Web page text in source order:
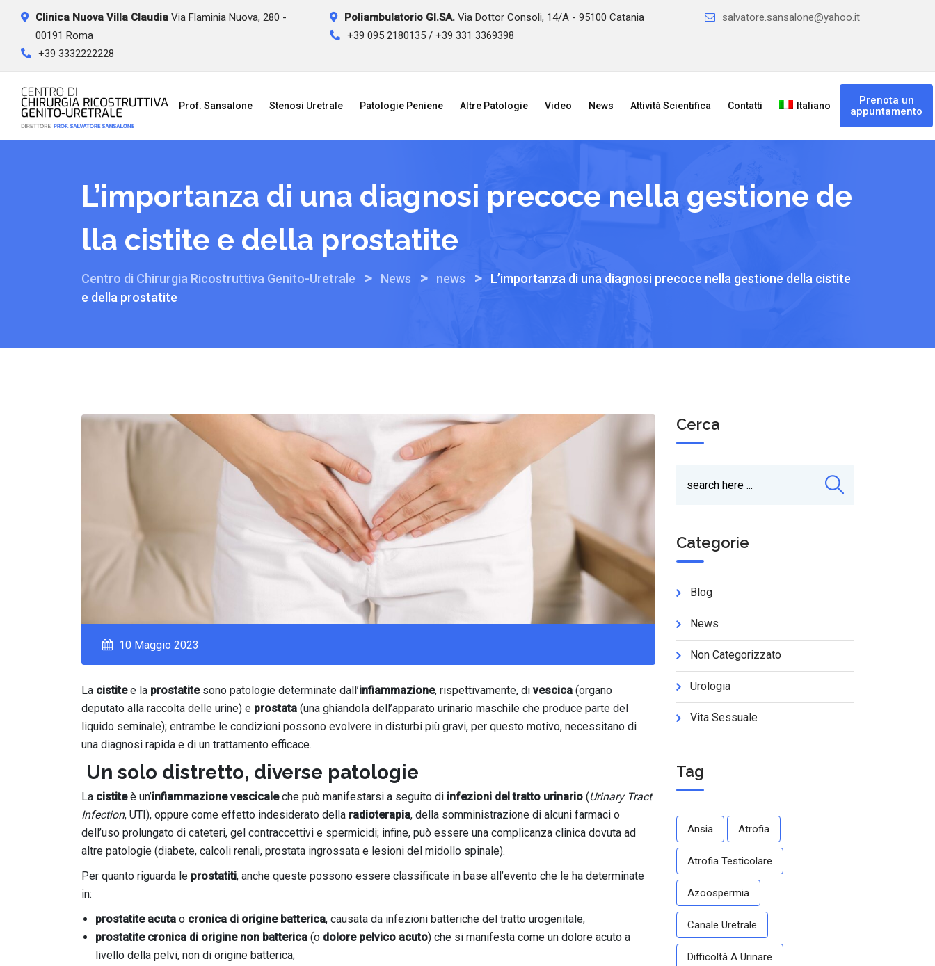
Clinica Nuova Villa Claudia Via Flaminia Nuova, 280 -
00191 Roma
+39 3332222228
Poliambulatorio GI.SA.Via Dottor Consoli, 14/A - 95100 Catania
+39 095 2180135 / +39 331 3369398
salvatore.sansalone@yahoo.it
Prof. Sansalone Stenosi Uretrale Patologie Peniene Altre Patologie Video News Attività Scientifica Contatti Italiano
Prenota un
appuntamento
L’importanza di una diagnosi precoce nella gestione de
lla cistite e della prostatite
Centro di Chirurgia Ricostruttiva Genito-Uretrale > News > news >
L’importanza di una diagnosi precoce nella gestione della cistite
e della prostatite
10 Maggio 2023
La cistitee la prostatitesono patologie determinate dall’infiammazione, rispettivamente, di vescica (organo
deputato alla raccolta delle urine) e prostata (una ghiandola dell’apparato urinario maschile che produce parte del
liquido seminale); entrambe le condizioni possono evolvere in disturbi più gravi, per questo motivo, necessitano di
una diagnosi rapida e di un trattamento efficace.
Un solo distretto, diverse patologie
La cistiteè un’infiammazione vescicaleche può manifestarsi a seguito di infezioni del tratto urinario (Urinary Tract
Infection, UTI), oppure come effetto indesiderato della radioterapia, della somministrazione di alcuni farmaci o
dell’uso prolungato di cateteri, gel contraccettivi e spermicidi; infine, può essere una complicanza clinica dovuta ad
altre patologie (diabete, calcoli renali, prostata ingrossata e lesioni del midollo spinale).
Per quanto riguarda le prostatiti, anche queste possono essere classificate in base all’evento che le ha determinate
in:
prostatite acuta o cronica di origine batterica, causata da infezioni batteriche del tratto urogenitale;
prostatite cronica di origine non batterica (o dolore pelvico acuto) che si manifesta come un dolore acuto a
livello della pelvi, non di origine batterica;
Cerca
Categorie
Blog
News
Non Categorizzato
Urologia
Vita Sessuale
Tag
Ansia Atrofia
Atrofia Testicolare
Azoospermia
Canale Uretrale
Difficoltà A Urinare